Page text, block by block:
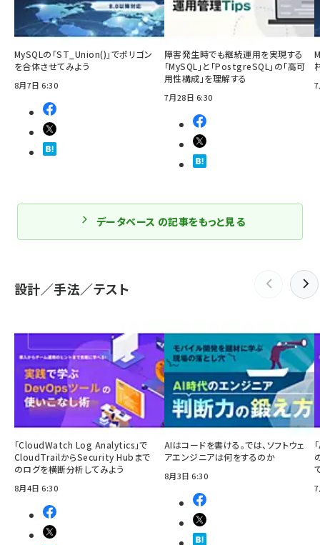
MySQLの「ST_Union()」でポリゴン
を合体させてみよう
8月7日 6:30
障害発生時でも継続運用を実現する
「MySQL」と「PostgreSQL」の「高可
用性構成」を理解する
7月28日 6:30
データベース の記事をもっと見る
設計／手法／テスト
「CloudWatch Log Analytics」で
CloudTrailからSecurity Hubまで
のログを横断分析してみよう
8月4日 6:30
AIはコードを書ける。では、ソフトウェ
アエンジニアは何をするのか
8月3日 6:30